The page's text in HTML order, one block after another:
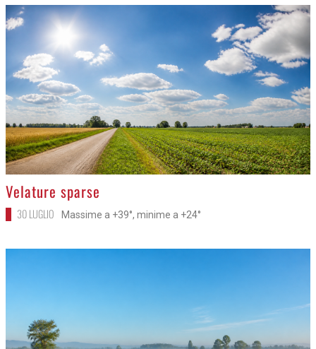
>
Velature sparse
30 LUGLIO Massime a +39°, minime a +24°